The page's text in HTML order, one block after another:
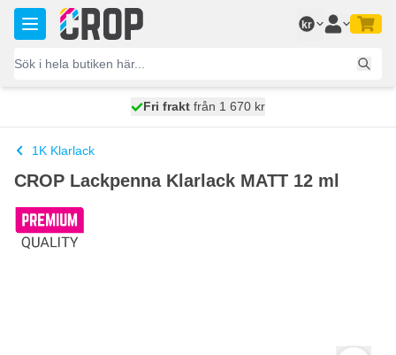
Hoppa till innehållet
kr
skickas idag
Fri frakt från 1 670 kr
100 dagars
1K Klarlack
CROP Lackpenna Klarlack MATT 12 ml